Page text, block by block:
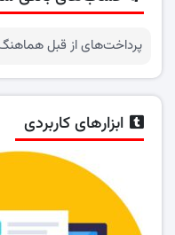
پرداخت‌های از قبل
ابزارهای کاربردی